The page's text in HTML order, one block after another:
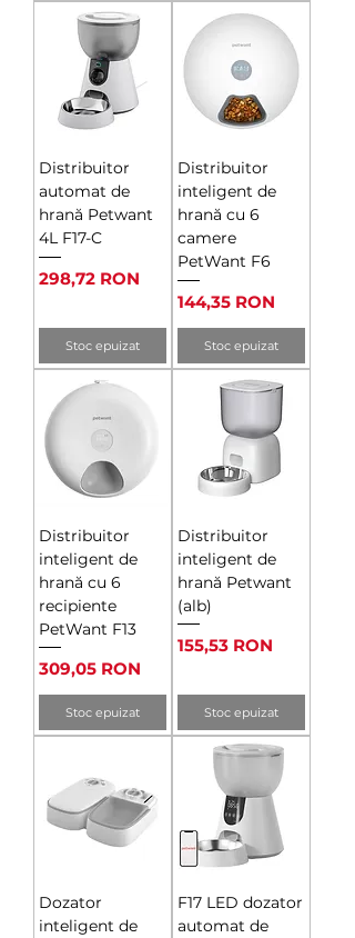
Distribuitor
automat de
hrană Petwant
4L F17-C
Preț
298,72 RON
Stoc epuizat
Distribuitor
inteligent de
hrană cu 6
camere
PetWant F6
Preț
144,35 RON
Stoc epuizat
Distribuitor
inteligent de
hrană cu 6
recipiente
PetWant F13
Preț
309,05 RON
Stoc epuizat
Distribuitor
inteligent de
hrană Petwant
(alb)
Preț
155,53 RON
Stoc epuizat
Dozator
inteligent de
F17 LED dozator
automat de